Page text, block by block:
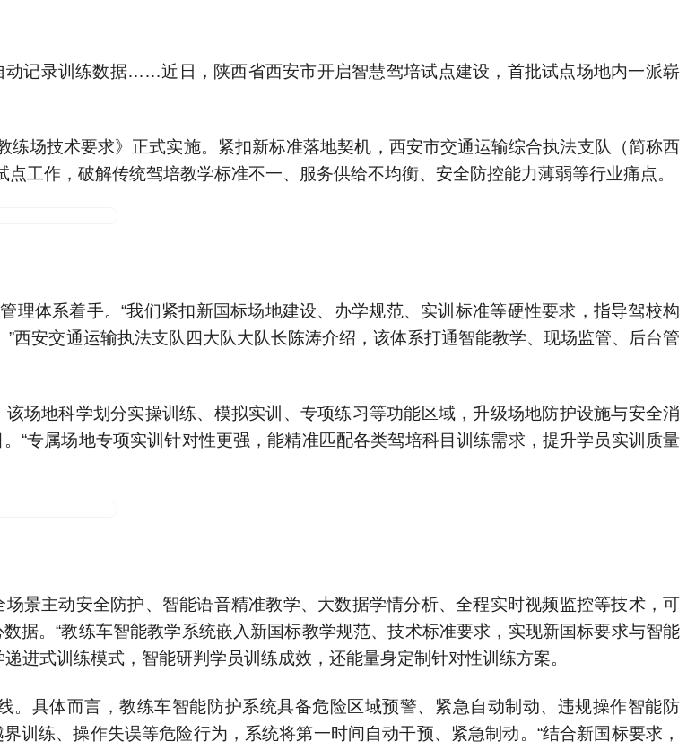
动记录训练数据……近日，陕西省西安市开启智慧驾培试点建设，首批试点场地内一派崭
场技术要求》正式实施。紧扣新标准落地契机，西安市交通运输综合执法支队（简称西
工作，破解传统驾培教学标准不一、服务供给不均衡、安全防控能力薄弱等行业痛点。
体系着手。“我们紧扣新国标场地建设、办学规范、实训标准等硬性要求，指导驾校构
西安交通运输执法支队四大队大队长陈涛介绍，该体系打通智能教学、现场监管、后台管
场地科学划分实操训练、模拟实训、专项练习等功能区域，升级场地防护设施与安全消
“专属场地专项实训针对性更强，能精准匹配各类驾培科目训练需求，提升学员实训质量
景主动安全防护、智能语音精准教学、大数据学情分析、全程实时视频监控等技术，可
据。“教练车智能教学系统嵌入新国标教学规范、技术标准要求，实现新国标要求与智能
进式训练模式，智能研判学员训练成效，还能量身定制针对性训练方案。
具体而言，教练车智能防护系统具备危险区域预警、紧急自动制动、违规操作智能防
训练、操作失误等危险行为，系统将第一时间自动干预、紧急制动。“结合新国标要求，